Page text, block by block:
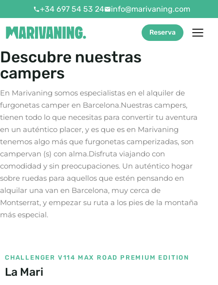
+34 697 54 53 24 info@marivaning.com
Reserva
Descubre nuestras
campers
En Marivaning somos especialistas en el alquiler de
furgonetas camper en Barcelona.Nuestras campers,
tienen todo lo que necesitas para convertir tu aventura
en un auténtico placer, y es que es en Marivaning
tenemos algo más que furgonetas camperizadas, son
campervan (s) con alma.Disfruta viajando con
comodidad y sin preocupaciones. Un auténtico hogar
sobre ruedas para aquellos que estén pensando en
alquilar una van en Barcelona, muy cerca de
Montserrat, y empezar su ruta a los pies de la montaña
más especial.
CHALLENGER V114 MAX ROAD PREMIUM EDITION
La Mari